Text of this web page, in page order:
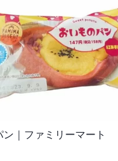
ン｜ファミリーマート